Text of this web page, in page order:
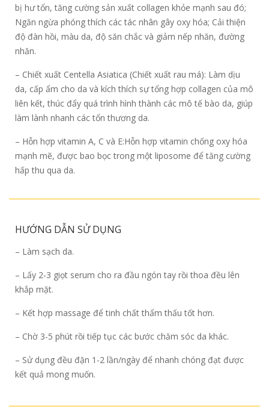
bị hư tổn, tăng cường sản xuất collagen khỏe mạnh sau đó;
Ngăn ngừa phóng thích các tác nhân gây oxy hóa; Cải thiện
độ đàn hồi, màu da, độ săn chắc và giảm nếp nhăn, đường
nhăn.
– Chiết xuất Centella Asiatica (Chiết xuất rau má): Làm dịu
da, cấp ẩm cho da và kích thích sự tổng hợp collagen của mô
liên kết, thúc đẩy quá trình hình thành các mô tế bào da, giúp
làm lành nhanh các tổn thương da.
– Hỗn hợp vitamin A, C và E:Hỗn hợp vitamin chống oxy hóa
mạnh mẽ, được bao bọc trong một liposome để tăng cường
hấp thu qua da.
HƯỚNG DẪN SỬ DỤNG
– Làm sạch da.
– Lấy 2-3 giọt serum cho ra đầu ngón tay rồi thoa đều lên
khắp mặt.
– Kết hợp massage để tinh chất thẩm thấu tốt hơn.
– Chờ 3-5 phút rồi tiếp tục các bước chăm sóc da khác.
– Sử dụng đều đặn 1-2 lần/ngày để nhanh chóng đạt được
kết quả mong muốn.